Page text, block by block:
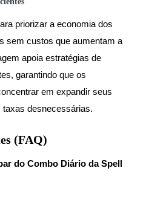
e interesses flexíveis
priorizar a economia dos
sem custos que aumentam a
apoia estratégias de
garantindo que os
em expandir seus
desnecessárias.
(FAQ)
do Combo Diário da Spell